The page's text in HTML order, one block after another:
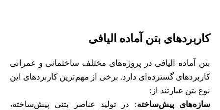
کاربردهای بتن آماده الیافی
بتن آماده الیافی در پروژه‌های مختلف ساختمانی و عمرانی
کاربردهای گسترده‌ای دارد. برخی از مهم‌ترین کاربردهای این
نوع بتن عبارتند از:
سازه‌های پیش‌ساخته: در تولید عناصر بتنی پیش‌ساخته،